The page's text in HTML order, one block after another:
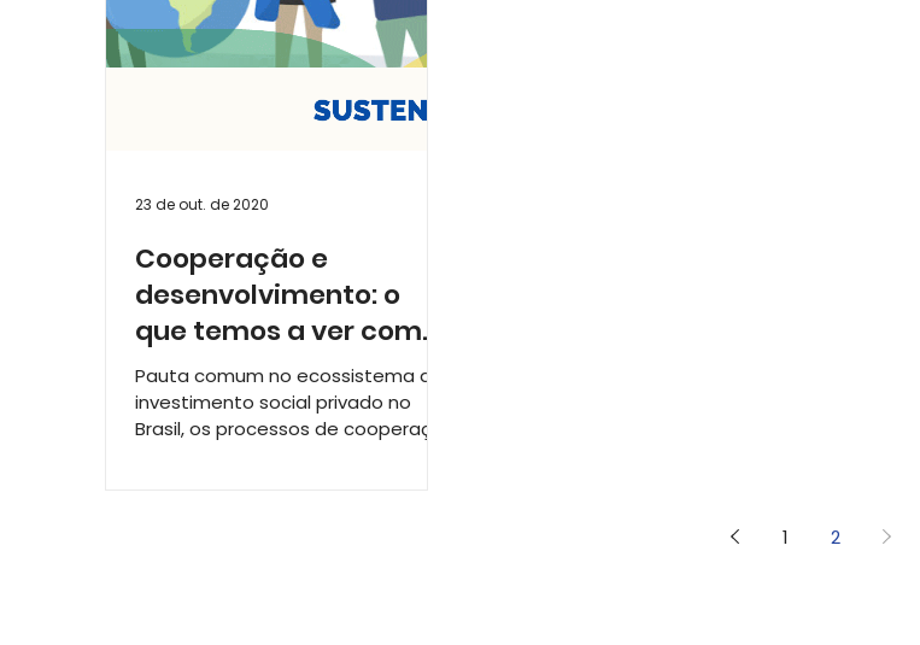
Série Raízes que Constroem: 15 anos
Cooperação e
desenvolvimento: o
que temos a ver com
isso?!
Pauta comum no ecossistema do
investimento social privado no
Brasil, os processos de cooperação
23 de out. de 2020
1 2